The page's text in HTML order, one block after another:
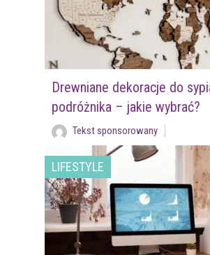
Drewniane dekoracje do
podróżnika – jakie wybrać?
Tekst sponsorowany
LIFESTYLE